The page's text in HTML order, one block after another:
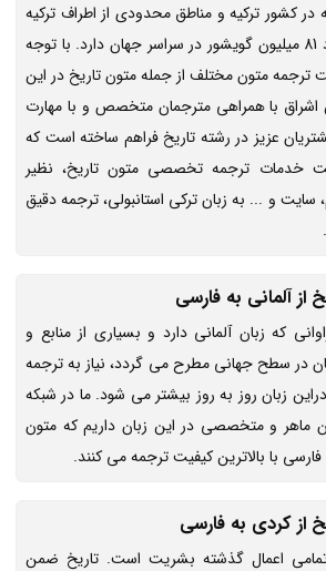
در کشور ترکیه و مناطق محدودی از اطراف ترکیه
صحبت می‌شود و حدود 81 میلیون گویشور در سراسر جهان دارد. با توجه
ترجمه متون مختلف از جمله متون تاریخ در این
اشراق با همراهی مترجمان متخصص و با مهارت
عزیز در رشته تاریخ فراهم ساخته است که
خدمات ترجمه تخصصی متون تاریخ، نظیر
سایت و ... به زبان ترکی استانبولی، ترجمه دقیق
از آلمانی به فارسی
که زبان آلمانی دارد و بسیاری از منابع و
در سطح جهانی مطرح می گردد، نیاز به ترجمه
زبان روز به روز بیشتر می شود. ما در شبکه
ماهر و متخصصی در این زبان داریم که متون
فارسی با بالاترین کیفیت ترجمه می کنند.
از کردی به فارسی
تمامی اعمال گذشته بشریت است. تاریخ ضمن